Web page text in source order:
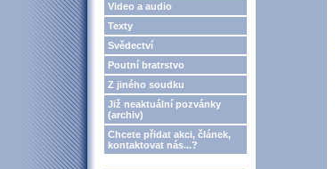
Video a audio
Texty
Svědectví
Poutní bratrstvo
Z jiného soudku
Již neaktuální pozvánky
(archiv)
Chcete přidat akci, článek,
kontaktovat nás...?